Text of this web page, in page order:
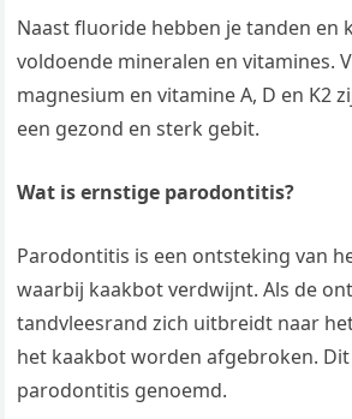
Naast fluoride hebben je tanden en
voldoende mineralen en vitamines.
magnesium en vitamine A, D en K2
een gezond en sterk gebit.
Wat is ernstige parodontitis?
Parodontitis is een ontsteking van
waarbij kaakbot verdwijnt. Als de
tandvleesrand zich uitbreidt naar
het kaakbot worden afgebroken.
parodontitis genoemd.